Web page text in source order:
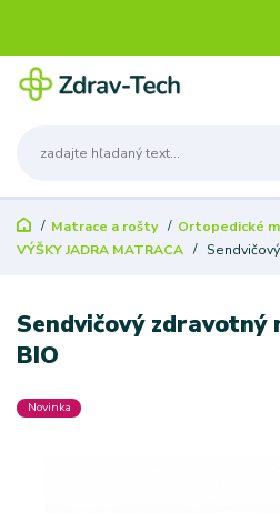
Matrace a rošty Ortopedické
VÝŠKY JADRA MATRACA
Sendvičový zdravotný
BIO
Novinka